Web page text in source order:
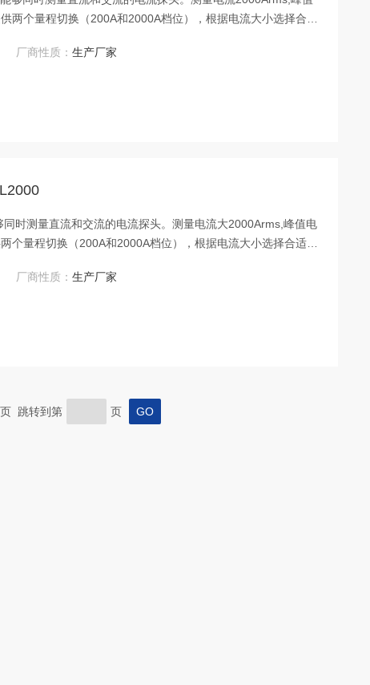
两个量程切换（200A和2000A档位），根据电流大小选择合适
厂商性质：生产厂家
时测量直流和交流的电流探头。测量电流大2000Arms,峰值电
个量程切换（200A和2000A档位），根据电流大小选择合适量
厂商性质：生产厂家
跳转到第 页